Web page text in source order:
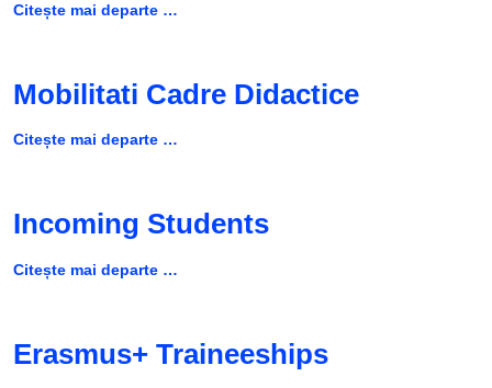
Citește mai departe …
Mobilitati Cadre Didactice
Citește mai departe …
Incoming Students
Citește mai departe …
Erasmus+ Traineeships